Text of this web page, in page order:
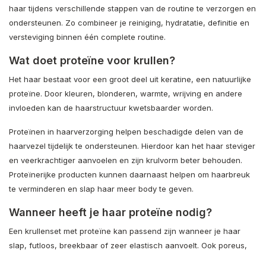
haar tijdens verschillende stappen van de routine te verzorgen en
ondersteunen. Zo combineer je reiniging, hydratatie, definitie en
versteviging binnen één complete routine.
Wat doet proteïne voor krullen?
Het haar bestaat voor een groot deel uit keratine, een natuurlijke
proteïne. Door kleuren, blonderen, warmte, wrijving en andere
invloeden kan de haarstructuur kwetsbaarder worden.
Proteïnen in haarverzorging helpen beschadigde delen van de
haarvezel tijdelijk te ondersteunen. Hierdoor kan het haar steviger
en veerkrachtiger aanvoelen en zijn krulvorm beter behouden.
Proteïnerijke producten kunnen daarnaast helpen om haarbreuk
te verminderen en slap haar meer body te geven.
Wanneer heeft je haar proteïne nodig?
Een krullenset met proteïne kan passend zijn wanneer je haar
slap, futloos, breekbaar of zeer elastisch aanvoelt. Ook poreus,